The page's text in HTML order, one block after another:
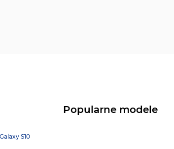
Popularne modele
S10